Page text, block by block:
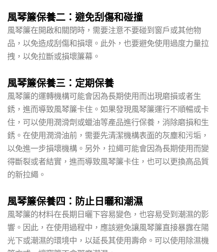
風琴簾保養二：避免刮傷和碰撞
風琴簾在開啟和關閉時，需要注意不要碰到窗戶或其他物
品，以免造成刮傷和損壞。此外，也要避免使用過度力量拉
拽，以免拉斷或損壞簾幕。
風琴簾保養三：定期保養
風琴簾的運轉機構可能會因為長期使用而出現磨損或者生
銹，進而導致風琴簾卡住。如果發現風琴簾運行不順暢或卡
住，可以使用潤滑劑或蠟油等產品進行保養，消除磨損和生
銹。在使用潤滑油前，需要先清潔機構表面的灰塵和污垢，
以免進一步損壞機構。另外，拉繩可能會因為長期使用而變
得斷裂或者結實，進而導致風琴簾卡住，也可以更換高品質
的新拉繩。
風琴簾保養四：防止日曬和潮濕
風琴簾的材料在長期日曬下容易變色，也容易受到潮濕的影
響。因此，在使用過程中，應該避免讓風琴簾直接暴露在陽
光下或潮濕的環境中，以延長其使用壽命。可以使用除濕機